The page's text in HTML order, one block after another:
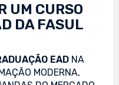
UM CURSO
DA FASUL
EAD NA
MODERNA,